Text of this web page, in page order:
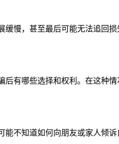
慢，甚至最后可能无法追回
有哪些选择和权利。在这种
不知道如何向朋友或家人倾